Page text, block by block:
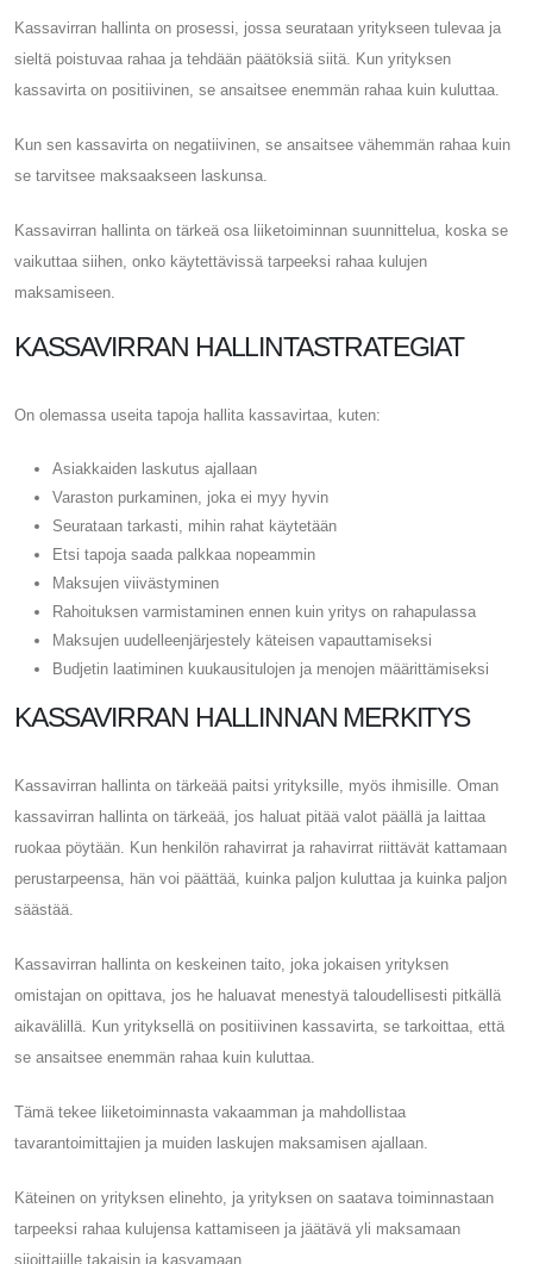
Kassavirran hallinta on prosessi, jossa seurataan yritykseen tulevaa ja
sieltä poistuvaa rahaa ja tehdään päätöksiä siitä. Kun yrityksen
kassavirta on positiivinen, se ansaitsee enemmän rahaa kuin kuluttaa.
Kun sen kassavirta on negatiivinen, se ansaitsee vähemmän rahaa kuin
se tarvitsee maksaakseen laskunsa.
Kassavirran hallinta on tärkeä osa liiketoiminnan suunnittelua, koska se
vaikuttaa siihen, onko käytettävissä tarpeeksi rahaa kulujen
maksamiseen.
KASSAVIRRAN HALLINTASTRATEGIAT
On olemassa useita tapoja hallita kassavirtaa, kuten:
Asiakkaiden laskutus ajallaan
Varaston purkaminen, joka ei myy hyvin
Seurataan tarkasti, mihin rahat käytetään
Etsi tapoja saada palkkaa nopeammin
Maksujen viivästyminen
Rahoituksen varmistaminen ennen kuin yritys on rahapulassa
Maksujen uudelleenjärjestely käteisen vapauttamiseksi
Budjetin laatiminen kuukausitulojen ja menojen määrittämiseksi
KASSAVIRRAN HALLINNAN MERKITYS
Kassavirran hallinta on tärkeää paitsi yrityksille, myös ihmisille. Oman
kassavirran hallinta on tärkeää, jos haluat pitää valot päällä ja laittaa
ruokaa pöytään. Kun henkilön rahavirrat ja rahavirrat riittävät kattamaan
perustarpeensa, hän voi päättää, kuinka paljon kuluttaa ja kuinka paljon
säästää.
Kassavirran hallinta on keskeinen taito, joka jokaisen yrityksen
omistajan on opittava, jos he haluavat menestyä taloudellisesti pitkällä
aikavälillä. Kun yrityksellä on positiivinen kassavirta, se tarkoittaa, että
se ansaitsee enemmän rahaa kuin kuluttaa.
Tämä tekee liiketoiminnasta vakaamman ja mahdollistaa
tavarantoimittajien ja muiden laskujen maksamisen ajallaan.
Käteinen on yrityksen elinehto, ja yrityksen on saatava toiminnastaan ​​
tarpeeksi rahaa kulujensa kattamiseen ja jäätävä yli maksamaan
sijoittajille takaisin ja kasvamaan.